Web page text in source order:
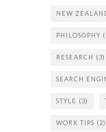
NEW
PHILOSOPHY
RESEARCH (3)
SEARCH
STYLE (3)
WORK TIPS (2)